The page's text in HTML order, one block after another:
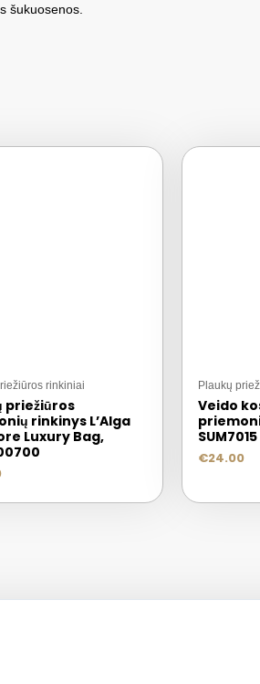
šukuosenos.
rinkiniai
priežiūros
rinkinys L’Alga
Luxury Bag,
Plaukų
Veido
SUM7015
€24.00